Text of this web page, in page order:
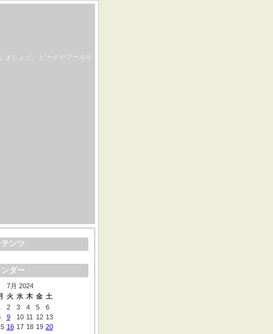
ましょう。ビーチやプールサ
テンツ
ンダー
7月 2024
火 水 木 金 土
2 3 4 5
6
9 10 11 12 13
16 17 18 19 20